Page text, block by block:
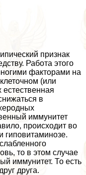
признак
Работа этого
факторами на
(или
в
иммунитет
происходит во
гиповитаминозе.
то в этом случае
иммунитет. То есть
друга.